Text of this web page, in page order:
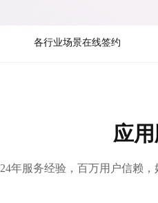
各行业场景在线签约
应
24年服务经验，百万用户信赖